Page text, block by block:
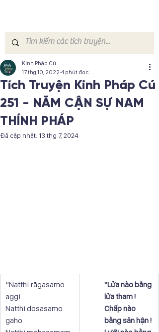
Tích Truyện Kinh Pháp Cú
251 - NĂM CẬN SỰ NAM
THÍNH PHÁP
Kinh Pháp Cú
17 thg 10, 2022 4 phút đọc
Đã cập nhật:13 thg 7, 2024
“Natthi rāgasamo
aggi
Natthi dosasamo
gaho
"Lửa nào bằng
lửa tham !
Chấp nào
bằng sân hận !